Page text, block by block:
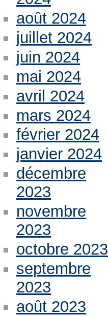
août 2024
juillet 2024
juin 2024
mai 2024
avril 2024
mars 2024
février 2024
janvier 2024
décembre
2023
novembre
2023
octobre 2023
septembre
2023
août 2023